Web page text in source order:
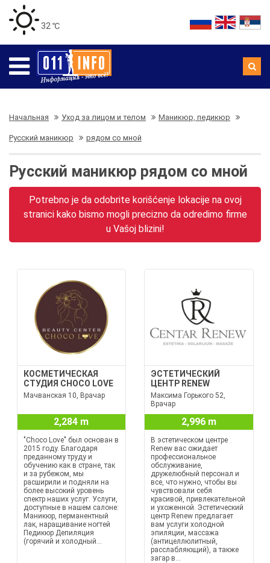
32 ℃
Начальная Уход за лицом и телом Маникюр, педикюр
Русский маникюр рядом со мной
Русский маникюр рядом со мной
Potrebno je da odobrite korišćenje lokacije na ovoj
stranici kako bismo mogli precizno da odredimo firme
u Vašoj blizini!
КОСМЕТИЧЕСКАЯ
СТУДИЯ CHOCO LOVE
Мачванская 10, Врачар
2,284 m
"Choco Love" был основан в
2015 году. Благодаря
преданному труду и
обучению как в стране, так
и за рубежом, мы
расширили и подняли на
более высокий уровень
спектр наших услуг. Услуги,
доступные в нашем салоне:
Маникюр, перманентный
лак, наращивание ногтей
Педикюр Депиляция
(горячий и холодный...
ЭСТЕТИЧЕСКИЙ
ЦЕНТР RENEW
Максима Горького 52,
Врачар
2,996 m
В эстетическом центре
Renew вас ожидает
профессиональное
обслуживание,
дружелюбный персонал и
все, что нужно, чтобы вы
чувствовали себя
красивой, привлекательной
и ухоженной. Эстетический
центр Renew предлагает
вам услуги холодной
эпиляции, массажа
(антицеллюлитный,
расслабляющий), а также
загар в...